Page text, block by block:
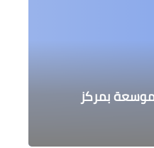
بمركز
إخماد جميع
. الشباب
المصري
العامة لعدد